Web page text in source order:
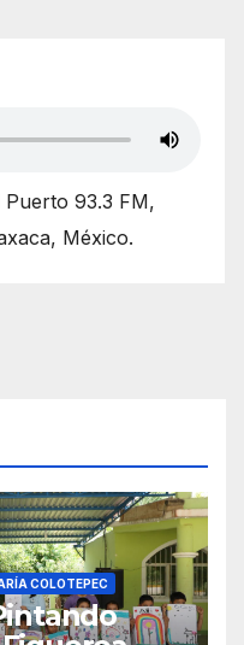
93.3 FM,
México.
COLOTEPEC